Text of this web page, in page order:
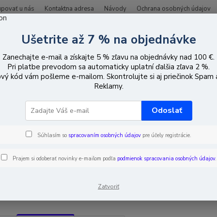
u nás Kontaktna adresa Návody Ochrana osobných údajov
Hľadať
vybavenie Video baluny VGA prenos po krútenej dvojlinke
prenos po krútenej dvojlinke
EUR Od
Ušetrite až 7 % na objednávke
Zanechajte e-mail a získajte 5 % zľavu na objednávky nad 100 €.
Pri platbe prevodom sa automaticky uplatní ďalšia zľava 2 %.
kód vám pošleme e-mailom. Skontrolujte si aj priečinok Spam
Reklamy.
Odoslať
Súhlasím so spracovaním osobných údajov pre účely registrácie.
Prajem si odoberať novinky e-mailom podľa podmienok spracovania osobných údajov.
Zatvoriť